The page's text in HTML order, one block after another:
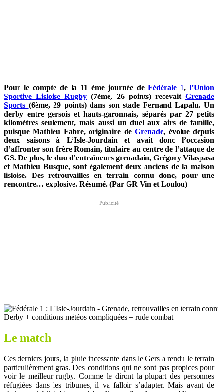
Pour le compte de la 11 ème journée de Fédérale 1,l’Union
Sportive Lisloise Rugby (7ème, 26 points) recevaitGrenade
Sports (6ème, 29 points) dans son stade Fernand Lapalu. Un
derby entre gersois et hauts-garonnais, séparés par 27 petits
kilomètres seulement, mais aussi un duel aux airs de famille,
puisque Mathieu Fabre, originaire deGrenade, évolue depuis
deux saisons à L’Isle-Jourdain et avait donc l’occasion
d’affronter son frère Romain, titulaire au centre de l’attaque de
GS.De plus, le duo d’entraîneurs grenadain, Grégory Vilaspasa
et Mathieu Busque, sont également deux anciens de la maison
lisloise. Des retrouvailles en terrain connu donc, pour une
rencontre… explosive. Résumé. (Par GR Vin et Loulou)
Derby + conditions météos compliquées = rude combat
Le match
Ces derniers jours, la pluie incessante dans le Gers a rendu le terrain
particulièrement gras. Des conditions qui ne sont pas propices pour
voir le meilleur rugby. Comme le diront la plupart des personnes
réfugiées dans les tribunes, il va falloir s’adapter. Mais avant de